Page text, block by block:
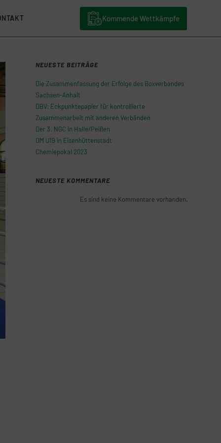
Kommende Wettkämpfe
NEUESTE BEITRÄGE
Die Zusammenfassung der Erfolge des Boxverbandes
Sachsen-Anhalt
DBV: Eckpunktepapier für kontrollierte
Zusammenarbeit mit anderen Verbänden
Der 3. NGC in Halle/Peißen
DM U19 in Eisenhüttenstadt
Chemiepokal 2023
NEUESTE KOMMENTARE
Es sind keine Kommentare vorhanden.